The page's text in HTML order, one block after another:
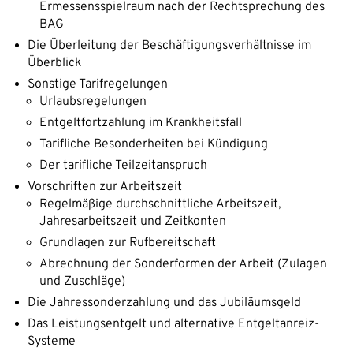
Ermessensspielraum nach der Rechtsprechung des
BAG
Die Überleitung der Beschäftigungsverhältnisse im
Überblick
Sonstige Tarifregelungen
Urlaubsregelungen
Entgeltfortzahlung im Krankheitsfall
Tarifliche Besonderheiten bei Kündigung
Der tarifliche Teilzeitanspruch
Vorschriften zur Arbeitszeit
Regelmäßige durchschnittliche Arbeitszeit,
Jahresarbeitszeit und Zeitkonten
Grundlagen zur Rufbereitschaft
Abrechnung der Sonderformen der Arbeit (Zulagen
und Zuschläge)
Die Jahressonderzahlung und das Jubiläumsgeld
Das Leistungsentgelt und alternative Entgeltanreiz-
Systeme